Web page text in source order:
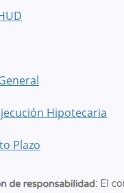
Hipotecaria
Plazo